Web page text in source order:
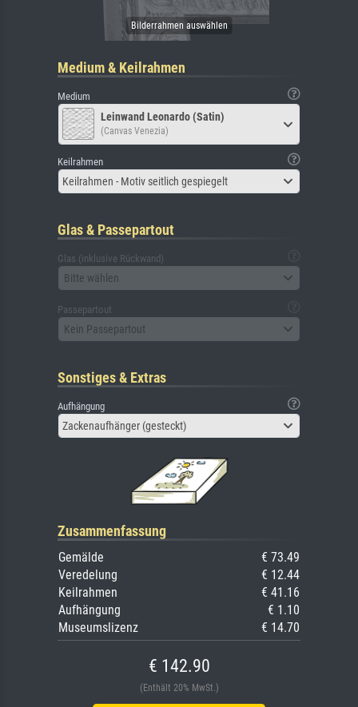
Medium & Keilrahmen
Medium
Leinwand Leonardo (Satin)
(Canvas Venezia)
Keilrahmen
Keilrahmen - Motiv seitlich gespiegelt
Glas & Passepartout
Glas (inklusive Rückwand)
Bitte wählen
Passepartout
Kein Passepartout
Sonstiges & Extras
Aufhängung
Zackenaufhänger (gesteckt)
Zusammenfassung
Gemälde
€ 73.49
Veredelung
€ 12.44
Keilrahmen
€ 41.16
Aufhängung
€ 1.10
Museumslizenz
€ 14.70
€ 142.90
(Enthält 20% MwSt.)